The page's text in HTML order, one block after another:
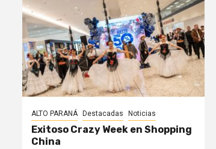
ALTO PARANÁ Destacadas Noticias
Exitoso Crazy Week en Shopping
China